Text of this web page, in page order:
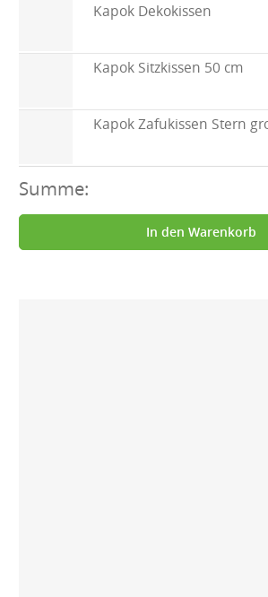
Kapok Dekokissen
Kapok Sitzkissen 50 cm
Kapok Zafukissen Stern
Summe:
In den Warenkorb